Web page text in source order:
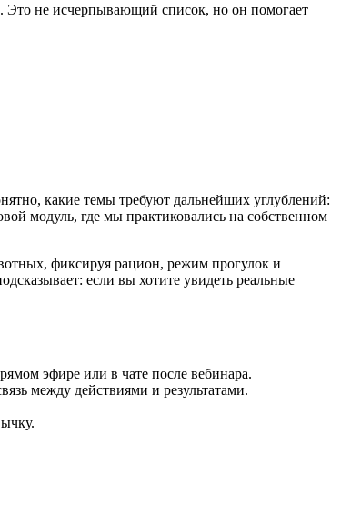
Это не исчерпывающий список, но он помогает
какие темы требуют дальнейших углублений:
модуль, где мы практиковались на собственном
фиксируя рацион, режим прогулок и
если вы хотите увидеть реальные
эфире или в чате после вебинара.
между действиями и результатами.